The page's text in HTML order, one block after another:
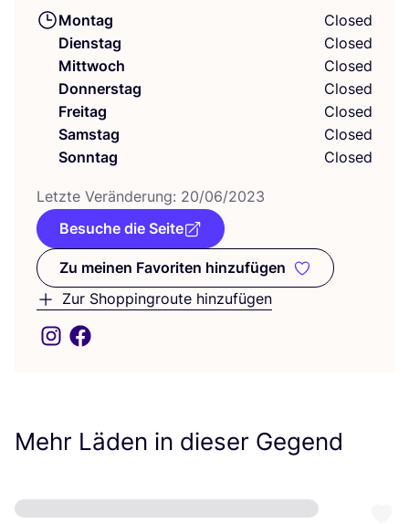
Montag
Closed
Dienstag
Closed
Mittwoch
Closed
Donnerstag
Closed
Freitag
Closed
Samstag
Closed
Sonntag
Closed
Letz­te Ver­än­de­rung: 20/06/2023
Besuche die Seite
Zu meinen Favoriten hinzufügen
Zu meinen Favoriten
Zur Shoppingroute hinzufügen
Mehr Läden in dieser Gegend